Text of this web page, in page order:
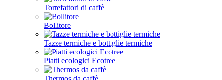
Torrefattori di caffè
Bollitore
Tazze termiche e bottiglie termiche
Piatti ecologici Ecotree
Thermos da caffè